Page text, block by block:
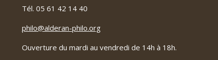
Tél. 05 61 42 14 40
philo@alderan-philo.org
Ouverture du mardi au vendredi de 14h à 18h.